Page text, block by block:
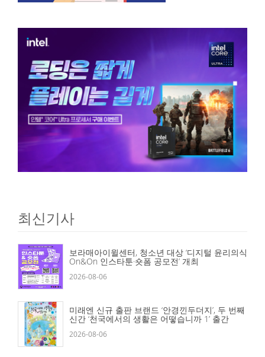
최신기사
보라매아이윌센터, 청소년 대상 ‘디지털 윤리의식
On&On 인스타툰·숏폼 공모전’ 개최
2026-08-06
미래엔 신규 출판 브랜드 ‘안경낀두더지’, 두 번째
신간 ‘천국에서의 생활은 어떻습니까 1’ 출간
2026-08-06